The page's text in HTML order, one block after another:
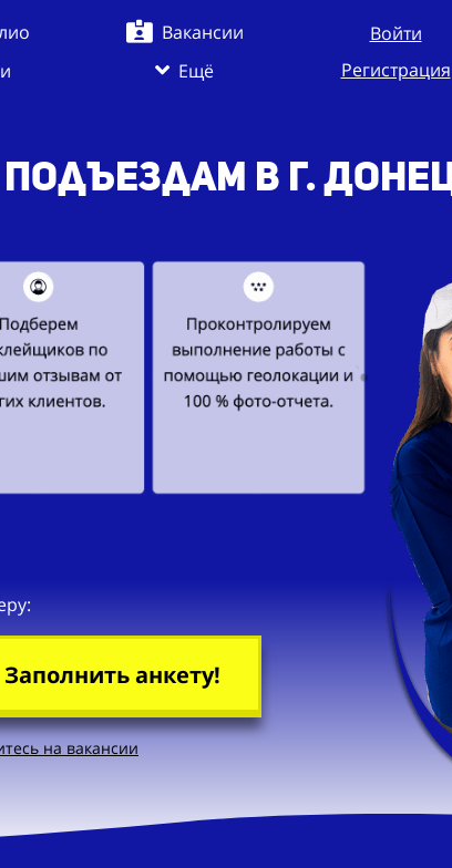
Вакансии
Ещё
Войти
Регистрация
в г.
Заполнить анкету!
на вакансии